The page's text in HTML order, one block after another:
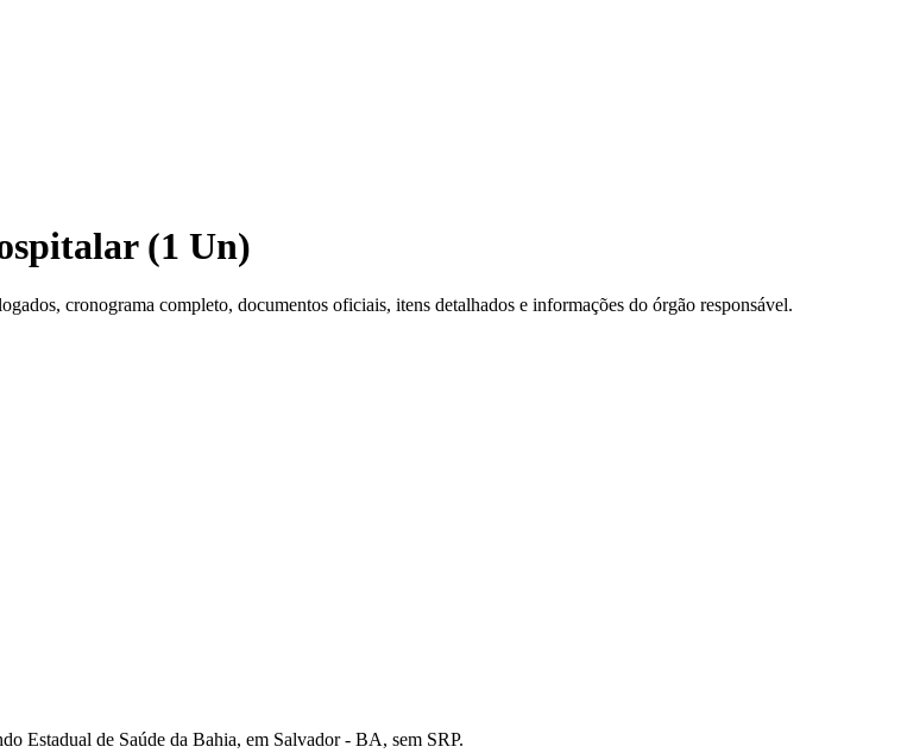
(1 Un)
cronograma completo, documentos oficiais, itens detalhados e informações do órgão responsável.
Estadual de Saúde da Bahia, em Salvador - BA, sem SRP.